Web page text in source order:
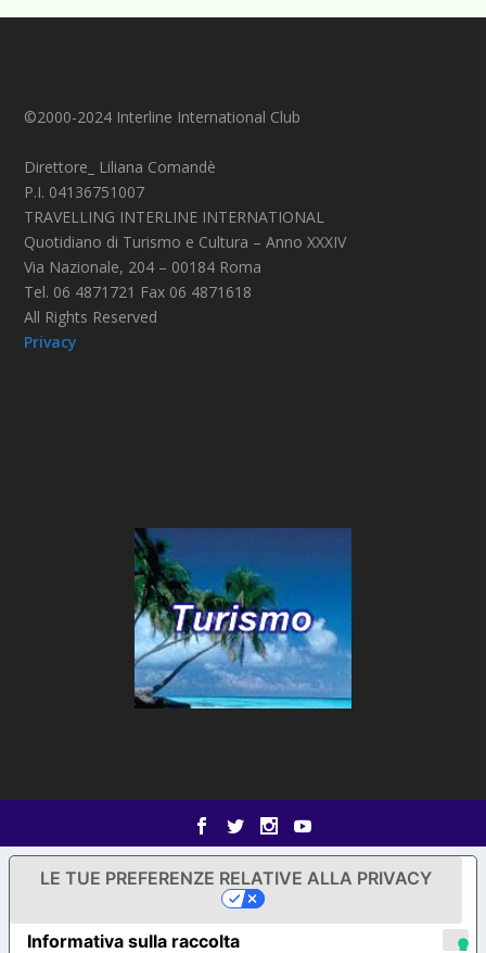
©2000-2024 Interline International Club
Direttore_ Liliana Comandè
P.I. 04136751007
TRAVELLING INTERLINE INTERNATIONAL
Quotidiano di Turismo e Cultura – Anno XXXIV
Via Nazionale, 204 – 00184 Roma
Tel. 06 4871721 Fax 06 4871618
All Rights Reserved
Privacy
Informativa sulla raccolta
LE TUE PREFERENZE RELATIVE ALLA PRIVACY